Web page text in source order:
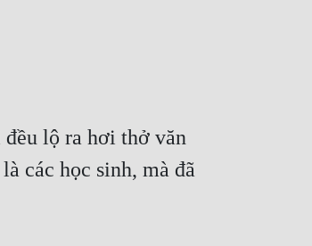
lộ ra hơi thở văn
các học sinh, mà đã